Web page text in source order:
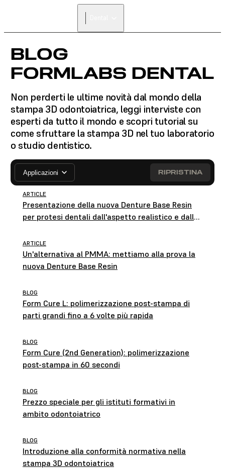
BLOG
FORMLABS DENTAL
Non perderti le ultime novità dal mondo della
stampa 3D odontoiatrica, leggi interviste con
esperti da tutto il mondo e scopri tutorial su
come sfruttare la stampa 3D nel tuo laboratorio
o studio dentistico.
Applicazioni RIPRISTINA
ARTICLE
Presentazione della nuova Denture Base Resin
per protesi dentali dall'aspetto realistico e dalle
ARTICLE
Un'alternativa al PMMA: mettiamo alla prova la
nuova Denture Base Resin
BLOG
Form Cure L: polimerizzazione post-stampa di
parti grandi fino a 6 volte più rapida
BLOG
Form Cure (2nd Generation): polimerizzazione
post-stampa in 60 secondi
BLOG
Prezzo speciale per gli istituti formativi in
ambito odontoiatrico
BLOG
Introduzione alla conformità normativa nella
stampa 3D odontoiatrica